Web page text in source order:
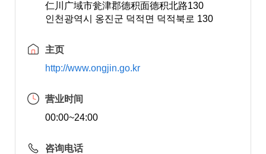
仁川广域市瓮津郡德积面德积北路130
인천광역시 옹진군 덕적면 덕적북로 130
主页
http://www.ongjin.go.kr
营业时间
00:00~24:00
咨询电话